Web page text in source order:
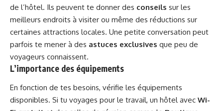
de l’hôtel. Ils peuvent te donner des conseils sur les
meilleurs endroits à visiter ou même des réductions sur
certaines attractions locales. Une petite conversation peut
parfois te mener à des astuces exclusives que peu de
voyageurs connaissent.
L’importance des équipements
En fonction de tes besoins, vérifie les équipements
disponibles. Si tu voyages pour le travail, un hôtel avec Wi-